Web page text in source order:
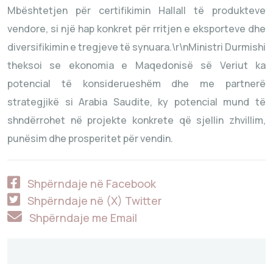
Mbështetjen për certifikimin Hallall të produkteve
vendore, si një hap konkret për rritjen e eksporteve dhe
diversifikimin e tregjeve të synuara.\r\nMinistri Durmishi
theksoi se ekonomia e Maqedonisë së Veriut ka
potencial të konsiderueshëm dhe me partnerë
strategjikë si Arabia Saudite, ky potencial mund të
shndërrohet në projekte konkrete që sjellin zhvillim,
punësim dhe prosperitet për vendin.
Shpërndaje në Facebook
Shpërndaje në (X) Twitter
Shpërndaje me Email